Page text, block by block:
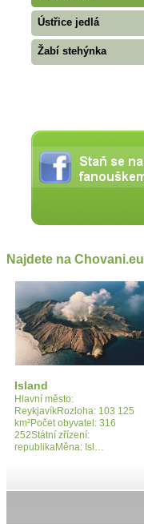
Ústřice jedlá
Žabí stehýnka
Najdete na Chovani.eu
Island
Hlavní město:
ReykjavíkRozloha: 103 125
km²Počet obyvatel: 316
252Státní zřízení:
republikaMěna: Isl…